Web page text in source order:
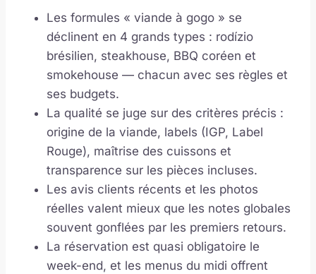
Les formules « viande à gogo » se
déclinent en 4 grands types : rodízio
brésilien, steakhouse, BBQ coréen et
smokehouse — chacun avec ses règles et
ses budgets.
La qualité se juge sur des critères précis :
origine de la viande, labels (IGP, Label
Rouge), maîtrise des cuissons et
transparence sur les pièces incluses.
Les avis clients récents et les photos
réelles valent mieux que les notes globales
souvent gonflées par les premiers retours.
La réservation est quasi obligatoire le
week-end, et les menus du midi offrent